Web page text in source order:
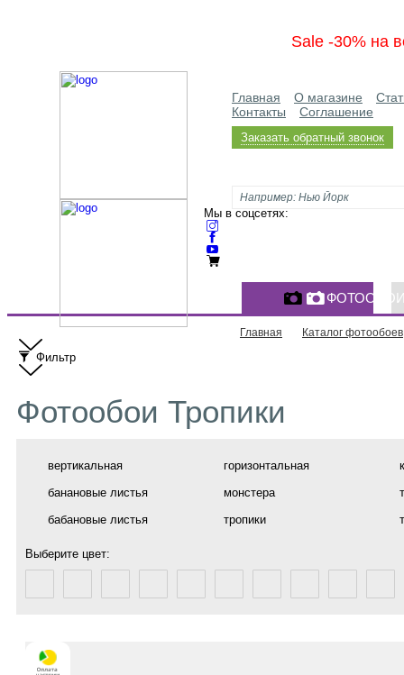
Sale -30% на
Главная О магазине
Контакты
Соглашение
Заказать обратный звонок
Мы в соцсетях:
Главная Каталог фотообоев
Фильтр
Фотообои Тропики
вертикальная горизонтальная
банановые листья
монстера
бабановые листья
тропики
Выберите цвет: